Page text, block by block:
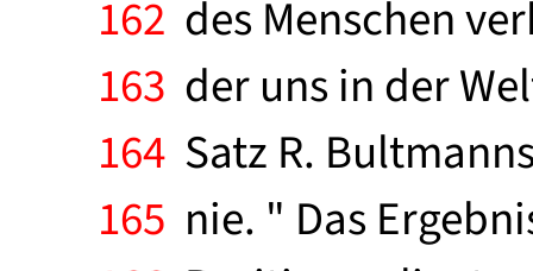
162 des Menschen
163 der uns in der
164 Satz R.
165 nie. " Das